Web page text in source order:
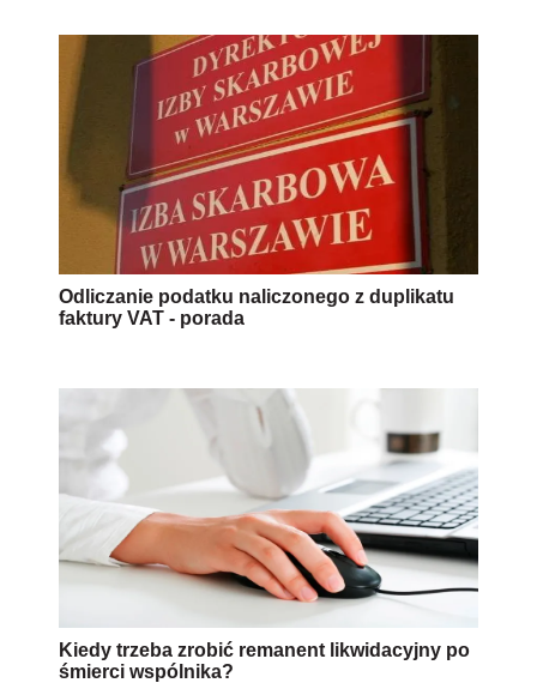
Odliczanie podatku naliczonego z duplikatu
faktury VAT - porada
Kiedy trzeba zrobić remanent likwidacyjny po
śmierci wspólnika?